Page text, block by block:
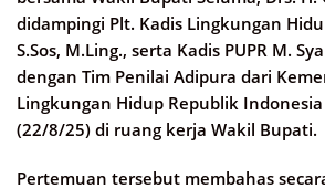
didampingi Plt. Kadis Lingkungan
S.Sos, M.Ling., serta Kadis PUPR M.
dengan Tim Penilai Adipura dari
Lingkungan Hidup Republik
(22/8/25) di ruang kerja Wakil Bupati.
Pertemuan tersebut membahas